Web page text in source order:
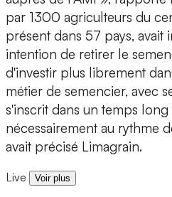
par 1300 agriculteurs du
présent dans 57 pays, avait
intention de retirer le
d'investir plus librement
métier de semencier, avec
s'inscrit dans un temps
nécessairement au rythme
avait précisé Limagrain.
Live Voir plus